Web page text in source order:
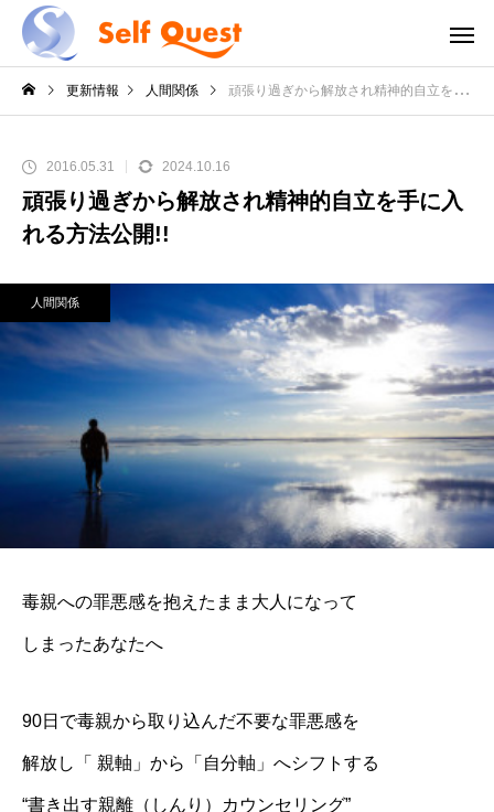
更新情報 人間関係 頑張り過ぎから解放され精神的自立を手に入れる方法公開!!
2016.05.31 2024.10.16
頑張り過ぎから解放され精神的自立を手に入
れる方法公開!!
人間関係
毒親への罪悪感を抱えたまま大人になって
しまったあなたへ
90日で毒親から取り込んだ不要な罪悪感を
解放し「 親軸」から「自分軸」へシフトする
“書き出す親離（しんり）カウンセリング”